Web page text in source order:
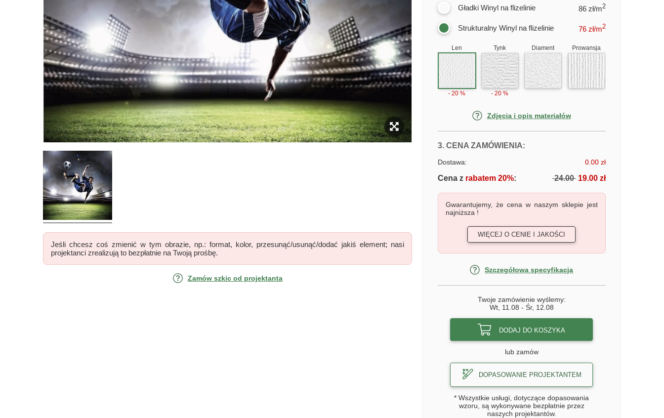
Jeśli chcesz coś zmienić w tym obrazie, np.: format, kolor, przesunąć/usunąć/dodać jakiś element; nasi
projektanci zrealizują to bezpłatnie na Twoją prośbę.
Zamów szkic od projektanta
Gładki Winyl na flizelinie 86 zł/m2
Strukturalny Winyl na flizelinie 76zł/m2
Len
- 20 %
Tynk
- 20 %
Diament Prowansja
Zdjęcia i opis materiałów
3. CENA ZAMÓWIENIA:FOTOTAPETY PIŁKARZ KOPIE
Dostawa: 0.00 zł
Cena zrabatem 20%: 24.0019.00 zł
Gwarantujemy, że cena w naszym sklepie jest
najniższa !
WIĘCEJ O CENIE I JAKOŚCI
Szczegółowa specyfikacja
Twoje zamówienie wyślemy:
Wt, 11.08 - Śr, 12.08
DODAJ DO KOSZYKA
lub zamów
DOPASOWANIE PROJEKTANTEM
* Wszystkie usługi, dotyczące dopasowania
wzoru, są wykonywane bezpłatnie przez
naszych projektantów.